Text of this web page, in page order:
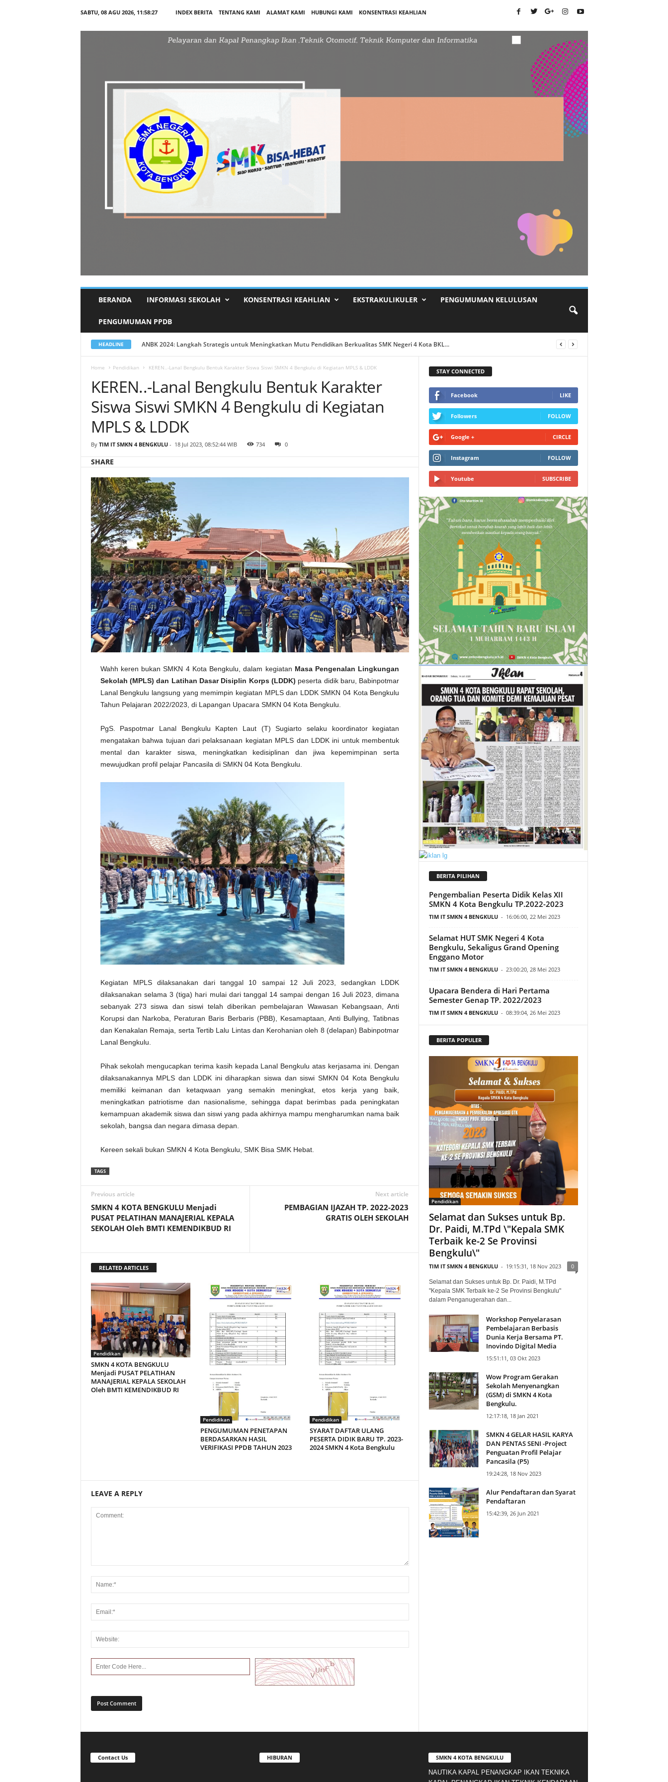
SABTU, 08 AGU 2026, 11:58:28 INDEX BERITA TENTANG KAMI ALAMAT KAMI HUBUNGI KAMI KONSENTRASI KEAHLIAN
BERANDA INFORMASI SEKOLAH KONSENTRASI KEAHLIAN EKSTRAKULIKULER PENGUMUMAN KELULUSAN
PENGUMUMAN PPDB
HEADLINE Pisah Sambut Kepala Sekolah Dr PAIDI M. TPd ...
Home Pendidikan KEREN..-Lanal Bengkulu Bentuk Karakter Siswa Siswi SMKN 4 Bengkulu di Kegiatan MPLS & LDDK
KEREN..-Lanal Bengkulu Bentuk Karakter
Siswa Siswi SMKN 4 Bengkulu di Kegiatan
MPLS & LDDK
By TIM IT SMKN 4 BENGKULU - 18 Jul 2023, 08:52:44 WIB 734 0
SHARE
Wahh keren bukan SMKN 4 Kota Bengkulu, dalam kegiatan Masa Pengenalan Lingkungan
Sekolah (MPLS) dan Latihan Dasar Disiplin Korps (LDDK) peserta didik baru, Babinpotmar
Lanal Bengkulu langsung yang memimpin kegiatan MPLS dan LDDK SMKN 04 Kota Bengkulu
Tahun Pelajaran 2022/2023, di Lapangan Upacara SMKN 04 Kota Bengkulu.
PgS. Paspotmar Lanal Bengkulu Kapten Laut (T) Sugiarto selaku koordinator kegiatan
mengatakan bahwa tujuan dari pelaksanaan kegiatan MPLS dan LDDK ini untuk membentuk
mental dan karakter siswa, meningkatkan kedisiplinan dan jiwa kepemimpinan serta
mewujudkan profil pelajar Pancasila di SMKN 04 Kota Bengkulu.
Kegiatan MPLS dilaksanakan dari tanggal 10 sampai 12 Juli 2023, sedangkan LDDK
dilaksanakan selama 3 (tiga) hari mulai dari tanggal 14 sampai dengan 16 Juli 2023, dimana
sebanyak 273 siswa dan siswi telah diberikan pembelajaran Wawasan Kebangsaan, Anti
Korupsi dan Narkoba, Peraturan Baris Berbaris (PBB), Kesamaptaan, Anti Bullying, Tatibnas
dan Kenakalan Remaja, serta Tertib Lalu Lintas dan Kerohanian oleh 8 (delapan) Babinpotmar
Lanal Bengkulu.
Pihak sekolah mengucapkan terima kasih kepada Lanal Bengkulu atas kerjasama ini. Dengan
dilaksanakannya MPLS dan LDDK ini diharapkan siswa dan siswi SMKN 04 Kota Bengkulu
memiliki keimanan dan ketaqwaan yang semakin meningkat, etos kerja yang baik,
meningkatkan patriotisme dan nasionalisme, sehingga dapat berimbas pada peningkatan
kemampuan akademik siswa dan siswi yang pada akhirnya mampu mengharumkan nama baik
sekolah, bangsa dan negara dimasa depan.
Kereen sekali bukan SMKN 4 Kota Bengkulu, SMK Bisa SMK Hebat.
TAGS
Previous article
SMKN 4 KOTA BENGKULU Menjadi
PUSAT PELATIHAN MANAJERIAL KEPALA
SEKOLAH Oleh BMTI KEMENDIKBUD RI
Next article
PEMBAGIAN IJAZAH TP. 2022-2023
GRATIS OLEH SEKOLAH
RELATED ARTICLES
Pendidikan
SMKN 4 KOTA BENGKULU
Menjadi PUSAT PELATIHAN
MANAJERIAL KEPALA SEKOLAH
Oleh BMTI KEMENDIKBUD RI
Pendidikan
PENGUMUMAN PENETAPAN
BERDASARKAN HASIL
VERIFIKASI PPDB TAHUN 2023
Pendidikan
SYARAT DAFTAR ULANG
PESERTA DIDIK BARU TP. 2023-
2024 SMKN 4 Kota Bengkulu
LEAVE A REPLY
STAY CONNECTED
Facebook LIKE
Followers FOLLOW
Google + CIRCLE
Instagram FOLLOW
Youtube SUBSCRIBE
BERITA PILIHAN
Pengembalian Peserta Didik Kelas XII
SMKN 4 Kota Bengkulu TP.2022-2023
TIM IT SMKN 4 BENGKULU - 16:06:00, 22 Mei 2023
Selamat HUT SMK Negeri 4 Kota
Bengkulu, Sekaligus Grand Opening
Enggano Motor
TIM IT SMKN 4 BENGKULU - 23:00:20, 28 Mei 2023
Upacara Bendera di Hari Pertama
Semester Genap TP. 2022/2023
TIM IT SMKN 4 BENGKULU - 08:39:04, 26 Mei 2023
BERITA POPULER
Pendidikan
Selamat dan Sukses untuk Bp.
Dr. Paidi, M.TPd \"Kepala SMK
Terbaik ke-2 Se Provinsi
Bengkulu\"
TIM IT SMKN 4 BENGKULU - 19:15:31, 18 Nov 2023 0
Selamat dan Sukses untuk Bp. Dr. Paidi, M.TPd
"Kepala SMK Terbaik ke-2 Se Provinsi Bengkulu"
dalam Penganugerahan dan...
Workshop Penyelarasan
Pembelajaran Berbasis
Dunia Kerja Bersama PT.
Inovindo Digital Media
15:51:11, 03 Okt 2023
Wow Program Gerakan
Sekolah Menyenangkan
(GSM) di SMKN 4 Kota
Bengkulu.
12:17:18, 18 Jan 2021
SMKN 4 GELAR HASIL KARYA
DAN PENTAS SENI -Project
Penguatan Profil Pelajar
Pancasila (P5)
19:24:28, 18 Nov 2023
Alur Pendaftaran dan Syarat
Pendaftaran
15:42:39, 26 Jun 2021
Contact Us HIBURAN
SMKN 4 KOTA BENGKULU
NAUTIKA KAPAL PENANGKAP IKAN TEKNIKA